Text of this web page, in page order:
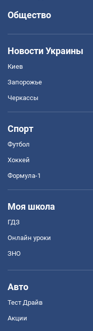
Общество
Новости Украины
Киев
Запорожье
Черкассы
Спорт
Футбол
Хоккей
Формула-1
Моя школа
ГДЗ
Онлайн уроки
ЗНО
Авто
Тест Драйв
Акции